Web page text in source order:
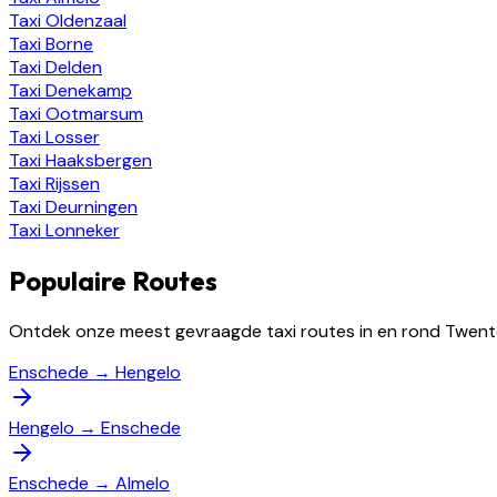
TaxiOldenzaal
TaxiBorne
TaxiDelden
TaxiDenekamp
TaxiOotmarsum
TaxiLosser
TaxiHaaksbergen
TaxiRijssen
TaxiDeurningen
TaxiLonneker
Populaire Routes
Ontdek onze meest gevraagde taxi routes in en rond
Enschede → Hengelo
Hengelo → Enschede
Enschede → Almelo